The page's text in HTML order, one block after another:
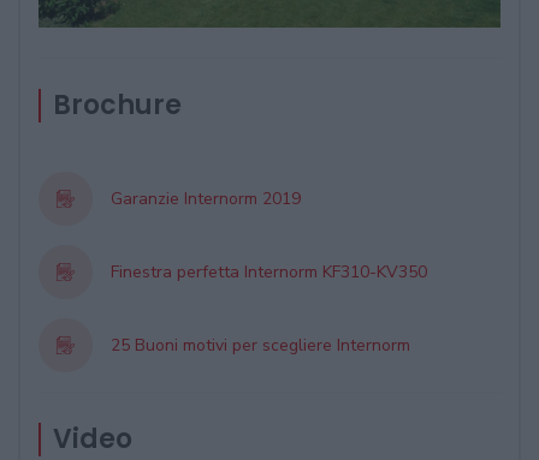
Brochure
Garanzie Internorm 2019
Finestra perfetta Internorm KF310-KV350
25 Buoni motivi per scegliere Internorm
Video